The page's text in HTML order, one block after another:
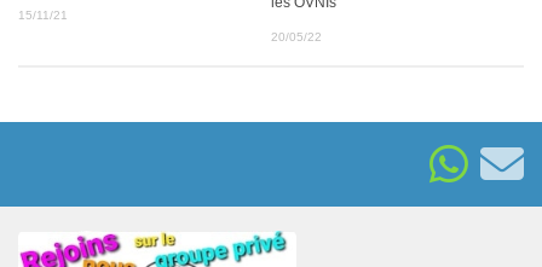
15/11/21
20/05/22